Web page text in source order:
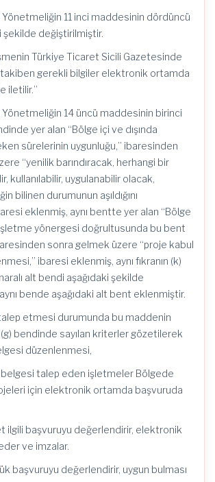
Yönetmeliğin 11 inci maddesinin dördüncü
şekilde değiştirilmiştir.
Türkiye Ticaret Sicili Gazetesinde
takiben gerekli bilgiler elektronik ortamda
iletilir.”
Yönetmeliğin 14 üncü maddesinin birinci
yer alan “Bölge içi ve dışında
sürelerinin uygunluğu,” ibaresinden
“yenilik barındıracak, herhangi bir
kullanılabilir, uygulanabilir olacak,
bilinen durumunun aşıldığını
eklenmiş, aynı bentte yer alan “Bölge
yönergesi doğrultusunda bu bent
sonra gelmek üzere “proje kabul
ibaresi eklenmiş, aynı fıkranın (k)
alt bendi aşağıdaki şekilde
bende aşağıdaki alt bent eklenmiştir.
etmesi durumunda bu maddenin
(g) bendinde sayılan kriterler gözetilerek
düzenlenmesi,
talep eden işletmeler Bölgede
için elektronik ortamda başvuruda
ilgili başvuruyu değerlendirir, elektronik
ve imzalar.
başvuruyu değerlendirir, uygun bulması